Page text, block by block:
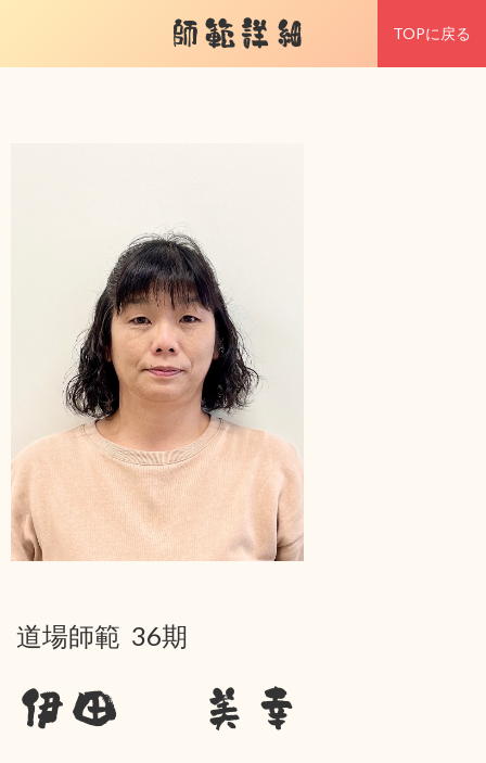
師範詳細 TOPに戻る
道場師範 36期
伊田 美幸